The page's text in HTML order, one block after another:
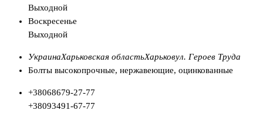
Выходной
Воскресенье
Выходной
УкраинаХарьковская областьХарьковул. Героев Труда
Болты высокопрочные, нержавеющие, оцинкованные
+38068679-27-77
+38093491-67-77